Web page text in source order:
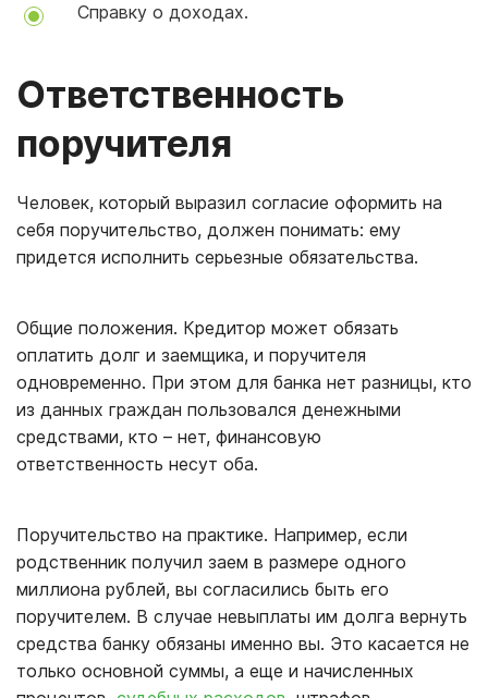
Справку о доходах.
Ответственность
поручителя
Человек, который выразил согласие оформить на
себя поручительство, должен понимать: ему
придется исполнить серьезные обязательства.
Общие положения. Кредитор может обязать
оплатить долг и заемщика, и поручителя
одновременно. При этом для банка нет разницы, кто
из данных граждан пользовался денежными
средствами, кто – нет, финансовую
ответственность несут оба.
Поручительство на практике. Например, если
родственник получил заем в размере одного
миллиона рублей, вы согласились быть его
поручителем. В случае невыплаты им долга вернуть
средства банку обязаны именно вы. Это касается не
только основной суммы, а еще и начисленных